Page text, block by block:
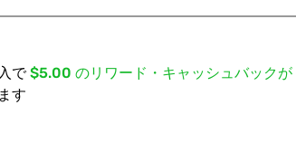
で $5.00 のリワード・キャッシュバックが
す